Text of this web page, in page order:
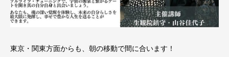
東京・関東方面からも、朝の移動で間に合います！